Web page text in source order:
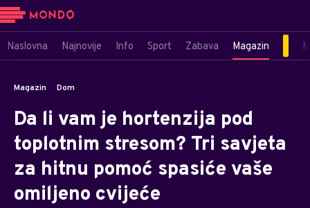
Naslovna Najnovije Info Sport Zabava Magazin
Magazin Dom
Da li vam je hortenzija pod
toplotnim stresom? Tri savjeta
za hitnu pomoć spasiće vaše
omiljeno cvijeće